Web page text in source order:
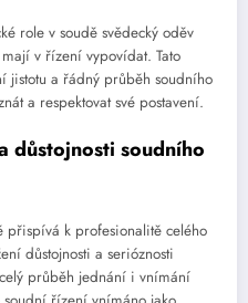
role v soudě svědecký oděv
v řízení vypovídat. Tato
jistotu a řádný průběh soudního
a respektovat své postavení.
důstojnosti soudního
přispívá k profesionalitě celého
důstojnosti a serióznosti
průběh jednání i vnímání